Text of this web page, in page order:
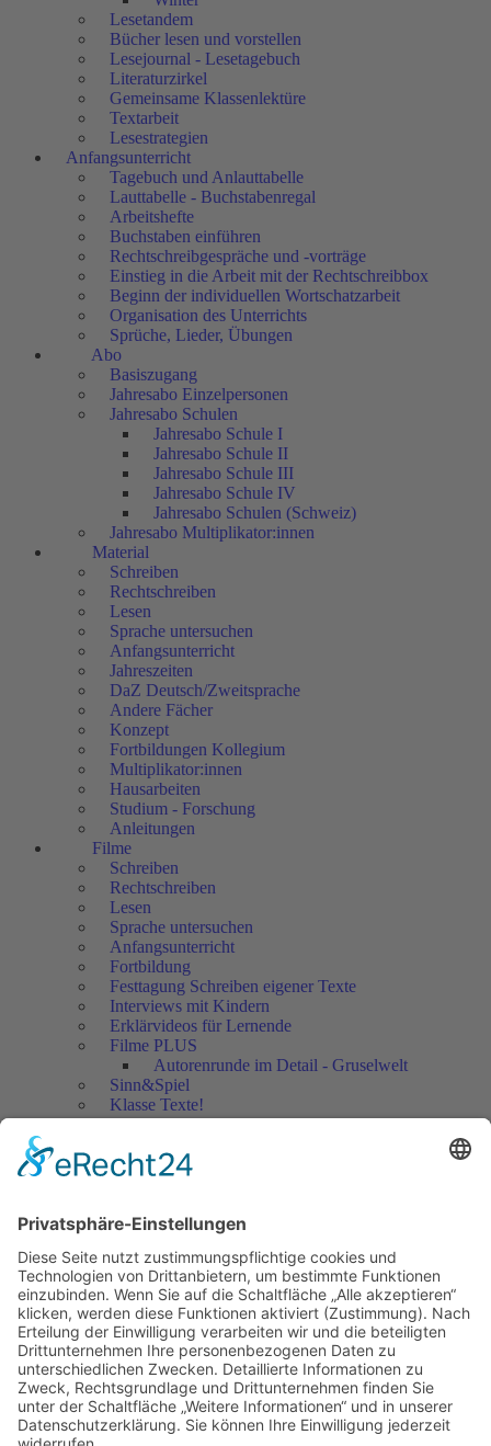
Lesetandem
Bücher lesen und vorstellen
Lesejournal - Lesetagebuch
Literaturzirkel
Gemeinsame Klassenlektüre
Textarbeit
Lesestrategien
Anfangsunterricht
Tagebuch und Anlauttabelle
Lauttabelle - Buchstabenregal
Arbeitshefte
Buchstaben einführen
Rechtschreibgespräche und -vorträge
Einstieg in die Arbeit mit der Rechtschreibbox
Beginn der individuellen Wortschatzarbeit
Organisation des Unterrichts
Sprüche, Lieder, Übungen
Abo
Basiszugang
Jahresabo Einzelpersonen
Jahresabo Schulen
Jahresabo Schule I
Jahresabo Schule II
Jahresabo Schule III
Jahresabo Schule IV
Jahresabo Schulen (Schweiz)
Jahresabo Multiplikator:innen
Material
Schreiben
Rechtschreiben
Lesen
Sprache untersuchen
Anfangsunterricht
Jahreszeiten
DaZ Deutsch/Zweitsprache
Andere Fächer
Konzept
Fortbildungen Kollegium
Multiplikator:innen
Hausarbeiten
Studium - Forschung
Anleitungen
Filme
Schreiben
Rechtschreiben
Lesen
Sprache untersuchen
Anfangsunterricht
Fortbildung
Festtagung Schreiben eigener Texte
Interviews mit Kindern
Erklärvideos für Lernende
Filme PLUS
Autorenrunde im Detail - Gruselwelt
Sinn&Spiel
Klasse Texte!
Filmausschnitte Grundschule
Jedes Kind wertschätzen!
Artikel
Artikel 2018
Artikel 2017
Artikel 2016
Artikel 2015
Artikel 2014
Artikel 2013
Artikel 2012
Artikel bis 2011
Artikel zum Download - Religion
Artikel zum Download